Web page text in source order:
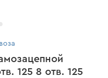
125 8 отв. 125